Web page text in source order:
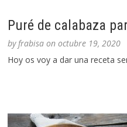
Puré de calabaza
byfrabisa onoctubre 19, 2020
Hoy os voy a dar una receta